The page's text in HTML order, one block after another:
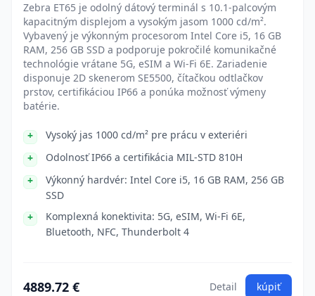
Zebra ET65 je odolný dátový terminál s 10.1-palcovým
kapacitným displejom a vysokým jasom 1000 cd/m².
Vybavený je výkonným procesorom Intel Core i5, 16 GB
RAM, 256 GB SSD a podporuje pokročilé komunikačné
technológie vrátane 5G, eSIM a Wi-Fi 6E. Zariadenie
disponuje 2D skenerom SE5500, čítačkou odtlačkov
prstov, certifikáciou IP66 a ponúka možnosť výmeny
batérie.
Vysoký jas 1000 cd/m² pre prácu v exteriéri
Odolnosť IP66 a certifikácia MIL-STD 810H
Výkonný hardvér: Intel Core i5, 16 GB RAM, 256 GB
SSD
Komplexná konektivita: 5G, eSIM, Wi-Fi 6E,
Bluetooth, NFC, Thunderbolt 4
4889.72 € Detail kúpiť